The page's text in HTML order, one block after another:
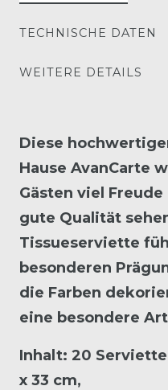
TECHNISCHE DATEN
WEITERE DETAILS
Diese
Hause AvanCarte
Gästen viel
gute Qualität
Tissueserviette
besonderen
die Farben
eine besondere
Inhalt: 20
x 33 cm,